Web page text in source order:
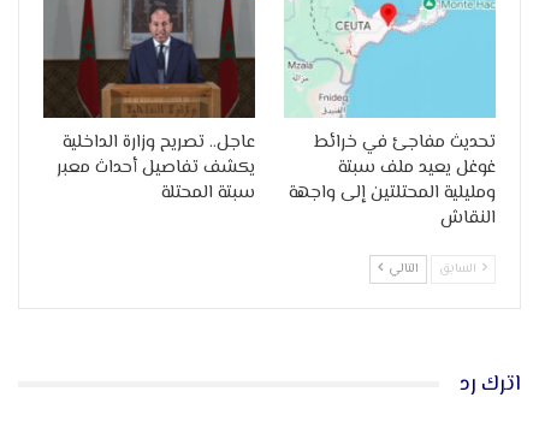
تحديث مفاجئ في خرائط
غوغل يعيد ملف سبتة
ومليلية المحتلتين إلى واجهة
النقاش
عاجل.. تصريح وزارة الداخلية
يكشف تفاصيل أحداث معبر
سبتة المحتلة
السابق التالي
اترك رد